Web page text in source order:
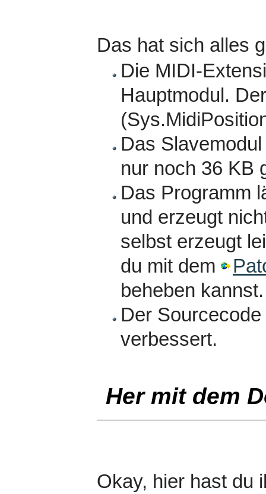
Das hat sich alles
Die MIDI-
Hauptmodul.
Das
nur noch 36 KB
Das Programm
und erzeugt
selbst erzeugt
du mit dem
beheben kannst.
Der
verbessert.
Her mit dem
Okay, hier hast du